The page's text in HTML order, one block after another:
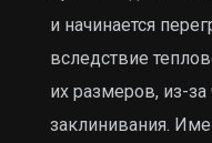
и начинается
вследствие
их размеров, из-
заклинивания.